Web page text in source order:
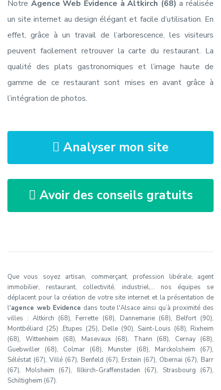
Notre Agence Web Evidence à Altkirch (68) a réalisée
un site internet au design élégant et facile d’utilisation. En
effet, grâce à un travail de l’arborescence, les visiteurs
peuvent facilement retrouver la carte du restaurant. La
qualité des plats gastronomiques et l’image haute de
gamme de ce restaurant sont mises en avant grâce à
l’intégration de photos.
Analyser mon site
Avoir des conseils gratuits
Que vous soyez artisan, commerçant, profession libérale, agent
immobilier, restaurant, collectivité, industriel,… nos équipes se
déplacent pour la création de votre site internet et la présentation de
l'agence web Evidence dans toute l'Alsace ainsi qu’à proximité des
villes : Altkirch (68), Ferrette (68), Dannemarie (68), Belfort (90),
Montbéliard (25) ,Etupes (25), Delle (90), Saint-Louis (68), Rixheim
(68), Wittenheim (68), Masevaux (68), Thann (68), Cernay (68),
Guebwiller (68), Colmar (68), Munster (68), Marckolsheim (67),
Séléstat (67), Villé (67), Benfeld (67), Erstein (67), Obernai (67), Barr
(67), Molsheim (67), Illkirch-Graffenstaden (67), Strasbourg (67),
Schiltigheim (67).